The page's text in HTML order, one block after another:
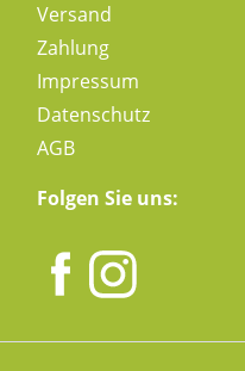
Versand
Zahlung
Impressum
Datenschutz
AGB
Folgen Sie uns: